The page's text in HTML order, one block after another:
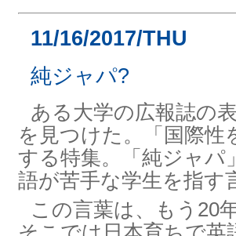
11/16/2017/THU
純ジャパ?
ある大学の広報誌の
を見つけた。「国際性
する特集。「純ジャパ
語が苦手な学生を指す
この言葉は、もう20